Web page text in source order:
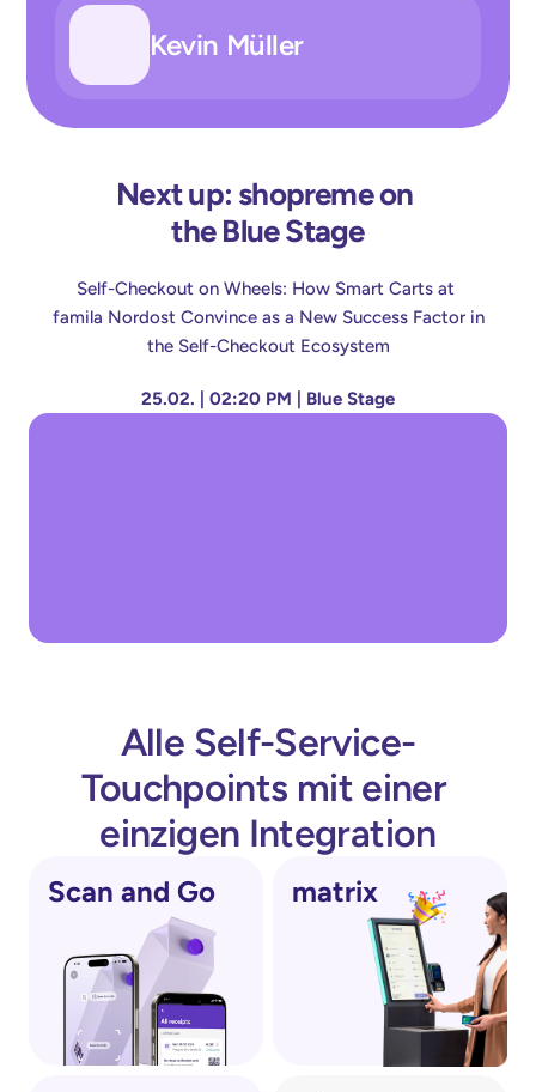
Kevin Müller
Next up: shopreme on
the Blue Stage
famila Nordost Convince as a New Success Factor in
the Self-Checkout Ecosystem
25.02. | 02:20 PM | Blue Stage
Alle Self-Service-
Touchpoints mit einer
einzigen Integration
Scan and Go matrix